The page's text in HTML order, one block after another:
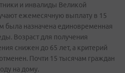
и инвалиды Великой
ежемесячную выплату в 15
была назначена единовременная
Возраст для получения
снижен до 65 лет, а критерий
Почти 15 тысячам граждан
на дому.